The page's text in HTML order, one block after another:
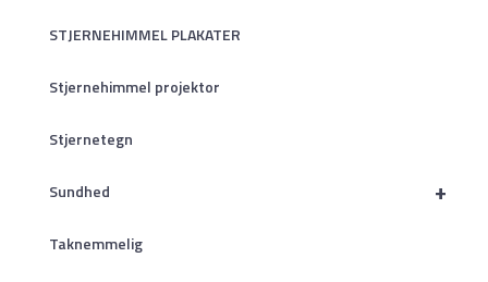
STJERNEHIMMEL PLAKATER
Stjernehimmel projektor
Stjernetegn
+
Sundhed
Taknemmelig